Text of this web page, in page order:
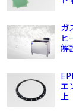
ガ
ヒ
解
エ
上